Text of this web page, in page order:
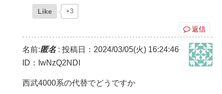
Like +3
返信
名前:匿名: 投稿日：2024/03/05(火) 16:24:46
ID：IwNzQ2NDI
西武4000系の代替でどうですか